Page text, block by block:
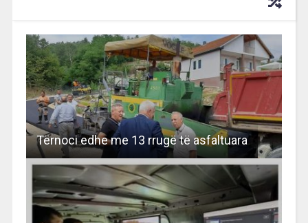
Tërnoci edhe me 13 rrugë të asfaltuara